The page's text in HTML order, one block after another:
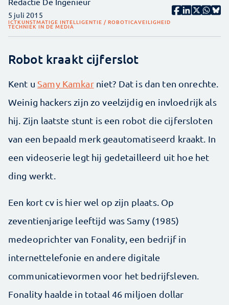
5 juli 2015
ICTKUNSTMATIGE INTELLIGENTIE / ROBOTICAVEILIGHEID
TECHNIEK IN DE MEDIA
Robot kraakt cijferslot
Kent u Samy Kamkarniet? Dat is dan ten onrechte.
Weinig hackers zijn zo veelzijdig en invloedrijk als
hij. Zijn laatste stunt is een robot die cijfersloten
van een bepaald merk geautomatiseerd kraakt. In
een videoserie legt hij gedetailleerd uit hoe het
ding werkt.
Een kort cv is hier wel op zijn plaats. Op
zeventienjarige leeftijd was Samy (1985)
medeoprichter van Fonality, een bedrijf in
internettelefonie en andere digitale
communicatievormen voor het bedrijfsleven.
Fonality haalde in totaal 46 miljoen dollar